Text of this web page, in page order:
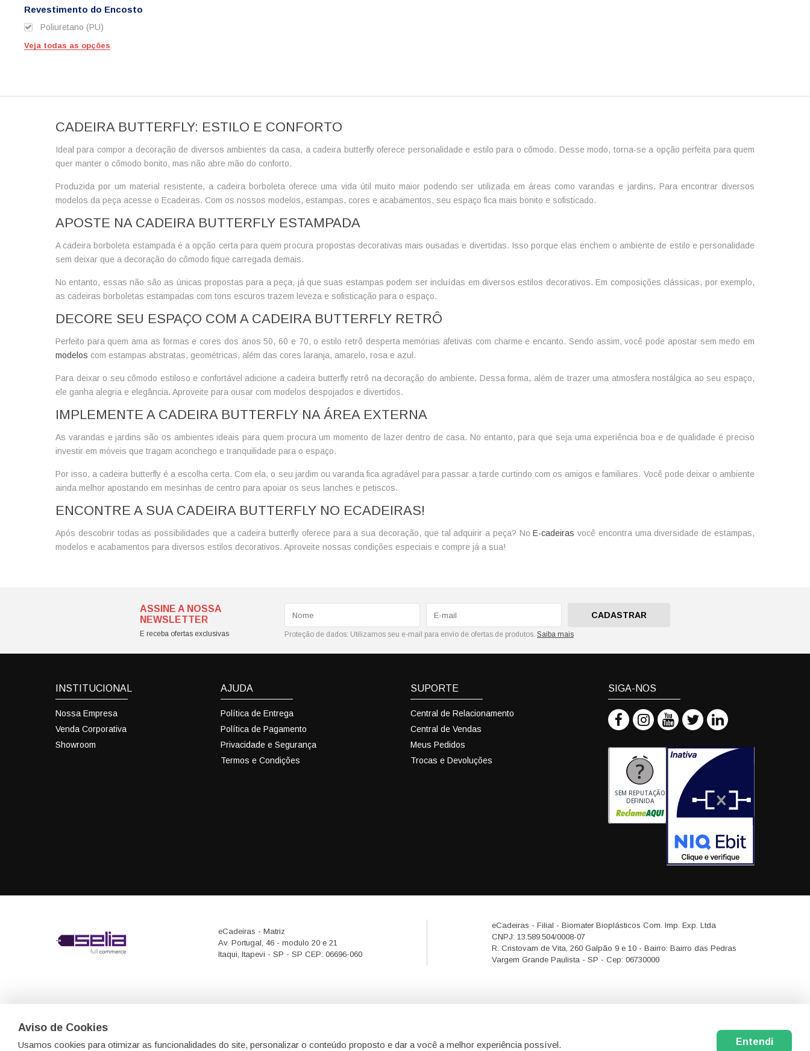
Revestimento do Encosto
Poliuretano (PU)
Veja todas as opções
CADEIRA BUTTERFLY: ESTILO E CONFORTO
Ideal para compor a decoração de diversos ambientes da casa, a cadeira butterflyoferece personalidade e estilo para o cômodo. Desse modo, torna-se a opção perfeita para quem
quer manter o cômodo bonito, mas não abre mão do conforto.
Produzida por um material resistente, a cadeira borboleta oferece uma vida útil muito maior podendo ser utilizada em áreas como varandas e jardins. Para encontrar diversos
modelos da peça acesse o Ecadeiras. Com os nossos modelos, estampas, cores e acabamentos, seu espaço fica mais bonito e sofisticado.
APOSTE NA CADEIRA BUTTERFLY ESTAMPADA
A cadeira borboleta estampada é a opção certa para quem procura propostas decorativas mais ousadas e divertidas. Isso porque elas enchem o ambiente de estilo e personalidade
sem deixar que a decoração do cômodo fique carregada demais.
No entanto, essas não são as únicas propostas para a peça, já que suas estampas podem ser incluídas em diversos estilos decorativos. Em composições clássicas, por exemplo,
as cadeiras borboletas estampadas com tons escuros trazem leveza e sofisticação para o espaço.
DECORE SEU ESPAÇO COM A CADEIRA BUTTERFLY RETRÔ
Perfeito para quem ama as formas e cores dos anos 50, 60 e 70, o estilo retrô desperta memórias afetivas com charme e encanto. Sendo assim, você pode apostar sem medo em
modelos com estampas abstratas, geométricas, além das cores laranja, amarelo, rosa e azul.
Para deixar o seu cômodo estiloso e confortável adicione a cadeira butterfly retrô na decoração do ambiente. Dessa forma, além de trazer uma atmosfera nostálgica ao seu espaço,
ele ganha alegria e elegância. Aproveite para ousar com modelos despojados e divertidos.
IMPLEMENTE A CADEIRA BUTTERFLY NA ÁREA EXTERNA
As varandas e jardins são os ambientes ideais para quem procura um momento de lazer dentro de casa. No entanto, para que seja uma experiência boa e de qualidade é preciso
investir em móveis que tragam aconchego e tranquilidade para o espaço.
Por isso, a cadeira butterfly é a escolha certa. Com ela, o seu jardim ou varanda fica agradável para passar a tarde curtindo com os amigos e familiares. Você pode deixar o ambiente
ainda melhor apostando em mesinhas de centro para apoiar os seus lanches e petiscos.
ENCONTRE A SUA CADEIRA BUTTERFLY NO ECADEIRAS!
Após descobrir todas as possibilidades que a cadeira butterfly oferece para a sua decoração, que tal adquirir a peça? NoE-cadeiras você encontra uma diversidade de estampas,
modelos e acabamentos para diversos estilos decorativos. Aproveite nossas condições especiais e compre já a sua!
ASSINE A NOSSA
NEWSLETTER
E receba ofertas exclusivas
CADASTRAR
Proteção de dados: Utilizamos seu e-mail para envio de ofertas de produtos. Saiba mais
INSTITUCIONAL
Nossa Empresa
Venda Corporativa
Showroom
AJUDA
Política de Entrega
Política de Pagamento
Privacidade e Segurança
Termos e Condições
SUPORTE
Central de Relacionamento
Central de Vendas
Meus Pedidos
Trocas e Devoluções
SIGA-NOS
SEM REPUTAÇÃO
DEFINIDA
eCadeiras - Matriz
Av. Portugal, 46 - modulo 20 e 21
Itaqui, Itapevi - SP - SP CEP: 06696-060
eCadeiras - Filial - Biomater Bioplásticos Com. Imp. Exp. Ltda
CNPJ: 13.589.504/0008-07
R. Cristovam de Vita, 260 Galpão 9 e 10 - Bairro: Bairro das Pedras
Vargem Grande Paulista - SP - Cep: 06730000
Aviso de Cookies
Usamos cookies para otimizar as funcionalidades do site, personalizar o conteúdo proposto e dar a você a melhor experiência possível. Entendi